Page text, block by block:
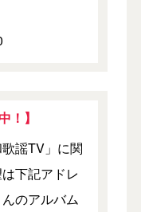
！】
謡TV」に関
下記アドレ
のアルバム